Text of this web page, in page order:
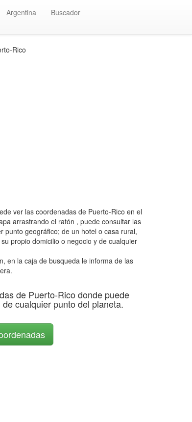
Argentina Buscador
Rico
ver las coordenadas de Puerto-Rico en el
arrastrando el ratón , puede consultar las
punto geográfico; de un hotel o casa rural,
propio domicilio o negocio y de cualquier
en la caja de busqueda le informa de las
de Puerto-Rico donde puede
cualquier punto del planeta.